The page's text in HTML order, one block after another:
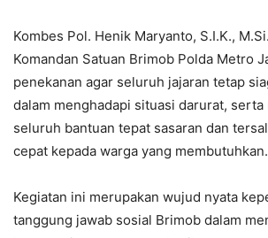
Kombes Pol. Henik Maryanto, S.I.K.,
Komandan Satuan Brimob Polda Metro
penekanan agar seluruh jajaran tetap
dalam menghadapi situasi darurat, serta
seluruh bantuan tepat sasaran dan
cepat kepada warga yang membutuhkan.
Kegiatan ini merupakan wujud nyata
tanggung jawab sosial Brimob dalam